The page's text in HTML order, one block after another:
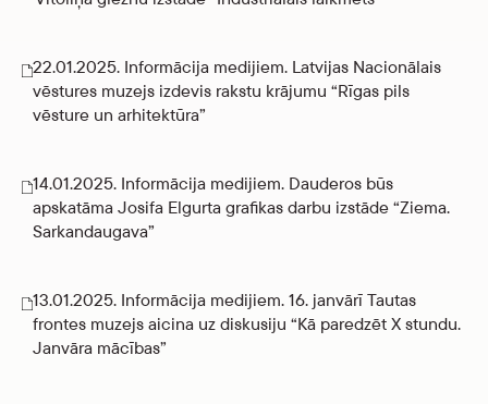
22.01.2025. Informācija medijiem. Latvijas Nacionālais
vēstures muzejs izdevis rakstu krājumu “Rīgas pils
vēsture un arhitektūra”
14.01.2025. Informācija medijiem. Dauderos būs
apskatāma Josifa Elgurta grafikas darbu izstāde “Ziema.
Sarkandaugava”
13.01.2025. Informācija medijiem. 16. janvārī Tautas
frontes muzejs aicina uz diskusiju “Kā paredzēt X stundu.
Janvāra mācības”